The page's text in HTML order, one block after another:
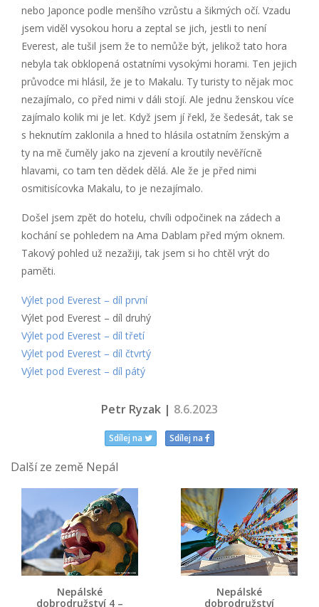
nebo Japonce podle menšího vzrůstu a šikmých očí. Vzadu
jsem viděl vysokou horu a zeptal se jich, jestli to není
Everest, ale tušil jsem že to nemůže být, jelikož tato hora
nebyla tak obklopená ostatními vysokými horami. Ten jejich
průvodce mi hlásil, že je to Makalu. Ty turisty to nějak moc
nezajímalo, co před nimi v dáli stojí. Ale jednu ženskou více
zajímalo kolik mi je let. Když jsem jí řekl, že šedesát, tak se
s heknutím zaklonila a hned to hlásila ostatním ženským a
ty na mě čuměly jako na zjevení a kroutily nevěřícně
hlavami, co tam ten dědek dělá. Ale že je před nimi
osmitisícovka Makalu, to je nezajímalo.
Došel jsem zpět do hotelu, chvíli odpočinek na zádech a
kochání se pohledem na Ama Dablam před mým oknem.
Takový pohled už nezažiji, tak jsem si ho chtěl vrýt do
paměti.
Výlet pod Everest – díl první
Výlet pod Everest – díl druhý
Výlet pod Everest – díl třetí
Výlet pod Everest – díl čtvrtý
Výlet pod Everest – díl pátý
Petr Ryzak | 8.6.2023
Sdílej na Sdílej na
Další ze země Nepál
Nepálské
dobrodružství 4 –
Nepálské
dobrodružství